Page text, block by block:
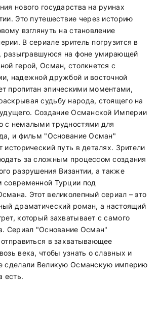
нового государства на руинах
Это путешествие через историю
взглянуть на становление
В сериале зритель погрузится в
разыгравшуюся на фоне умирающей
герой, Осман, столкнется с
надежной дружбой и восточной
пропитан эпическими моментами,
судьбу народа, стоящего на
Создание Османской Империи
с немалыми трудностями для
и фильм "Основание Осман"
исторический путь в деталях. Зрители
за сложным процессом создания
разрушения Византии, а также
современной Турции под
Этот великолепный сериал – это
драматический роман, а настоящий
который захватывает с самого
Сериал "Основание Осман"
в захватывающее
века, чтобы узнать о славных и
сделали Великую Османскую империю
есть.